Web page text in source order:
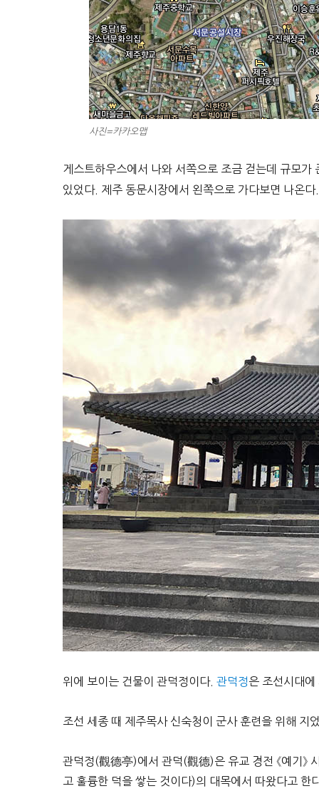
사진=카카오맵
게스트하우스에서 나와 서쪽으로 조금 걷는데 규모가
있었다. 제주 동문시장에서 왼쪽으로 가다보면 나온다.
위에 보이는 건물이 관덕정이다. 관덕정은 조선시대
조선 세종 때 제주목사 신숙청이 군사 훈련을 위해 지
관덕정(觀德亭)에서 관덕(觀德)은 유교 경전 《예기
고 훌륭한 덕을 쌓는 것이다)의 대목에서 따왔다고 한